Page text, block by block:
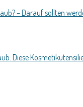
– Darauf sollten
Diese